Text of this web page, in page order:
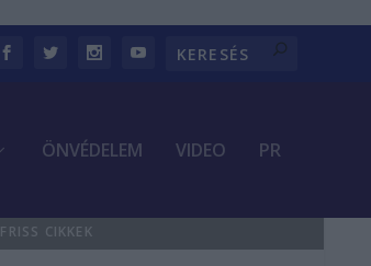
ÖNVÉDELEM VIDEO PR
FRISS CIKKEK